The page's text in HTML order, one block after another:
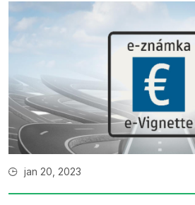
jan 20, 2023